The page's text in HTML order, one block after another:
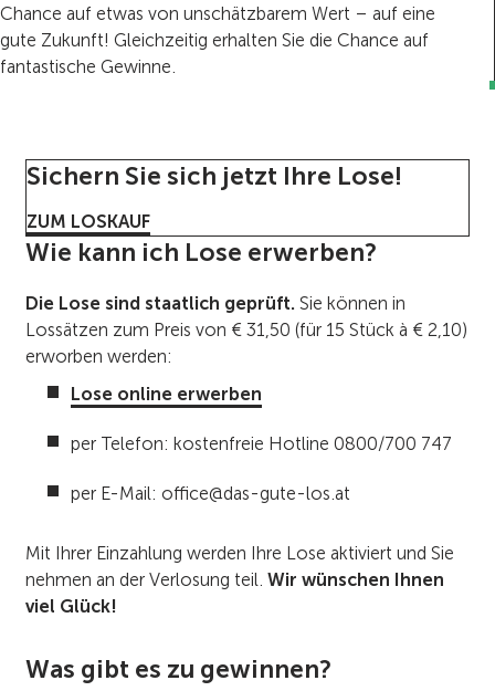
Chance auf etwas von unschätzbarem Wert – auf eine
gute Zukunft! Gleichzeitig erhalten Sie die Chance auf
fantastische Gewinne.
Sichern Sie sich jetzt Ihre Lose!
ZUM LOSKAUF
Wie kann ich Lose erwerben?
Die Lose sind staatlich geprüft. Sie können in
Lossätzen zum Preis von € 31,50 (für 15 Stück à € 2,10)
erworben werden:
Lose online erwerben
per Telefon: kostenfreie Hotline 0800/700 747
per E-Mail: office@das-gute-los.at
Mit Ihrer Einzahlung werden Ihre Lose aktiviert und Sie
nehmen an der Verlosung teil. Wir wünschen Ihnen
viel Glück!
Was gibt es zu gewinnen?